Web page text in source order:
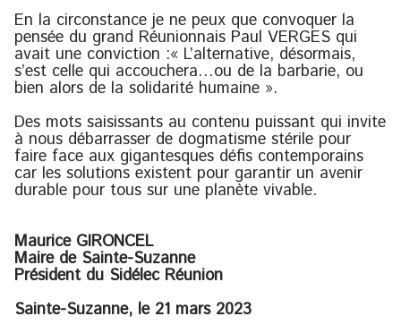
En la circonstance je ne peux que convoquer la
pensée du grand Réunionnais Paul VERGES qui
avait une conviction :« L’alternative, désormais,
s’est celle qui accouchera…ou de la barbarie, ou
bien alors de la solidarité humaine ».
Des mots saisissants au contenu puissant qui invite
à nous débarrasser de dogmatisme stérile pour
faire face aux gigantesques défis contemporains
car les solutions existent pour garantir un avenir
durable pour tous sur une planète vivable.
Maurice GIRONCEL
Maire de Sainte-Suzanne
Président du Sidélec Réunion
Sainte-Suzanne, le 21 mars 2023